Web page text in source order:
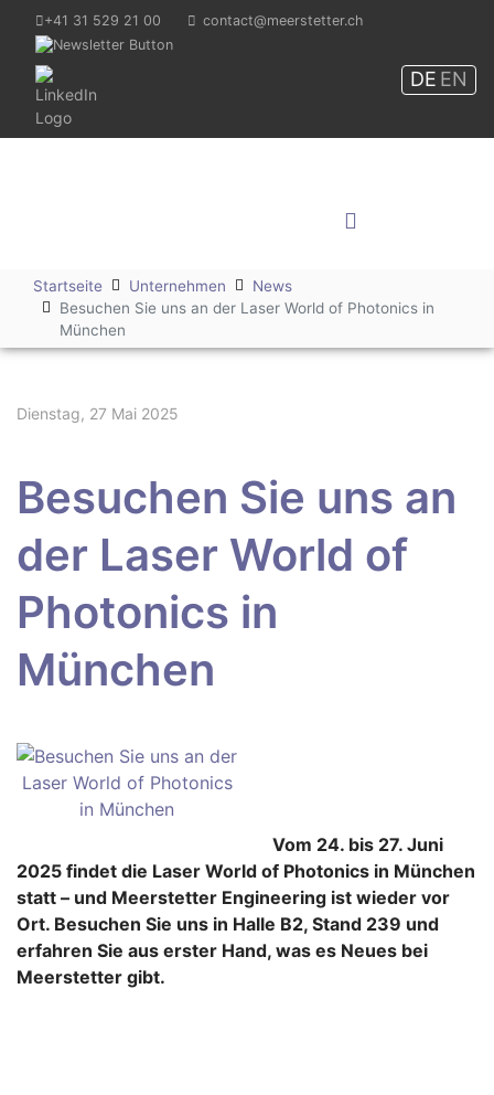
+41 31 529 21 00 contact@meerstetter.ch
DE EN
Startseite Unternehmen
News
Besuchen Sie uns an der Laser World of Photonics in
München
Dienstag, 27 Mai 2025
Besuchen Sie uns an
der Laser World of
Photonics in
München
Vom 24. bis 27. Juni
2025 findet die Laser World of Photonics in München
statt – und Meerstetter Engineering ist wieder vor
Ort. Besuchen Sie uns in Halle B2, Stand 239 und
erfahren Sie aus erster Hand, was es Neues bei
Meerstetter gibt.